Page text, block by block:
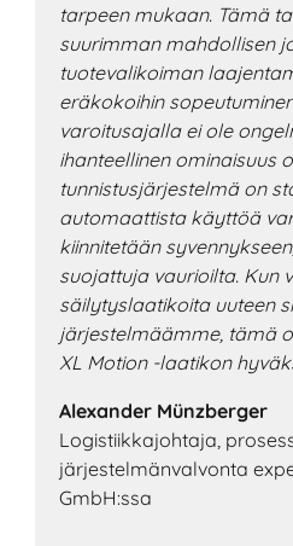
tarpeen mukaan. Tämä
suurimman mahdollisen
tuotevalikoiman
eräkokoihin
varoitusajalla ei ole
ihanteellinen ominaisuus
tunnistusjärjestelmä on
automaattista käyttöä
kiinnitetään
suojattuja vaurioilta. Kun
säilytyslaatikoita uuteen
järjestelmäämme, tämä
XL Motion -laatikon
Alexander Münzberger
Logistiikkajohtaja,
järjestelmänvalvonta
GmbH:ssa